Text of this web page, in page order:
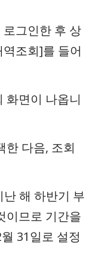
그인한 후 상
조회]를 들어
화면이 나옵니
한 다음, 조회
해 하반기 부
이므로 기간을
31일로 설정